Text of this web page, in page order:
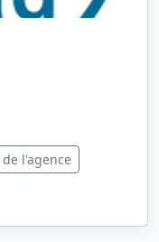
l'agence